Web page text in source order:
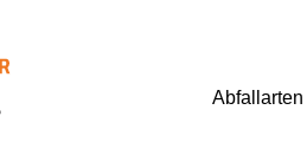
Abfallarten